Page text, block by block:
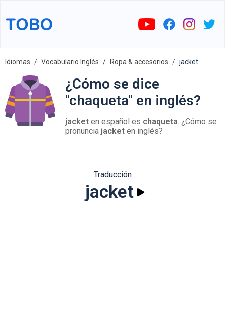
Idiomas Vocabulario Inglés Ropa & accesorios jacket
¿Cómo se dice
"chaqueta" en inglés?
jacket en español es chaqueta. ¿Cómo se
pronuncia jacket en inglés?
Traducción
jacket